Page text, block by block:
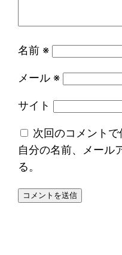
名前 ※
メール ※
サイト
次回のコメント
自分の名前、メール
る。